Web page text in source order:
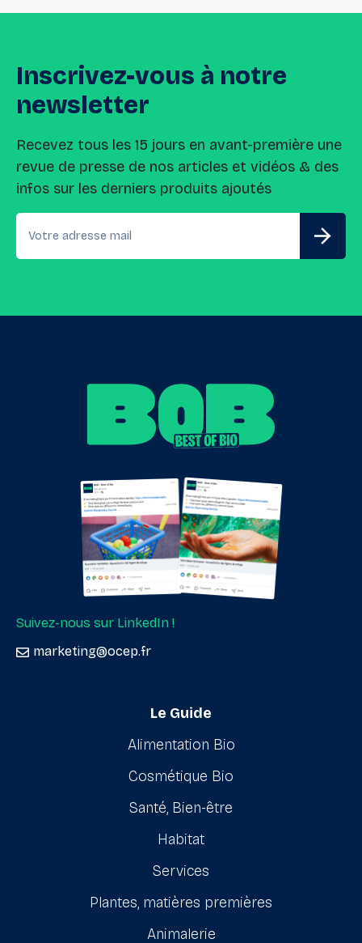
Inscrivez-vous à notre
newsletter
Recevez tous les 15 jours en avant-première une
revue de presse de nos articles et vidéos & des
infos sur les derniers produits ajoutés
Suivez-nous sur LinkedIn !
marketing@ocep.fr
Le Guide
Alimentation Bio
Cosmétique Bio
Santé, Bien-être
Habitat
Services
Plantes, matières premières
Animalerie